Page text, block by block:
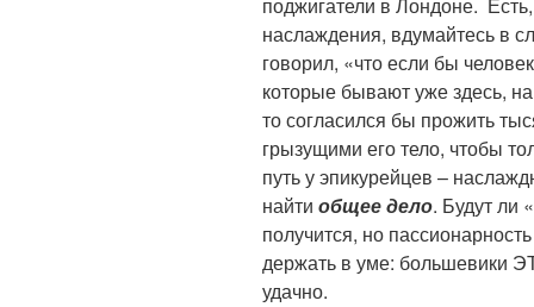
поджигатели в Лондоне.
наслаждения, вдумайтесь в
говорил, «что если бы
которые бывают уже здесь,
то согласился бы прожить
грызущими его тело, чтобы
путь у эпикурейцев –
найти общее дело. Будут ли
получится, но
держать в уме: большевики
удачно.